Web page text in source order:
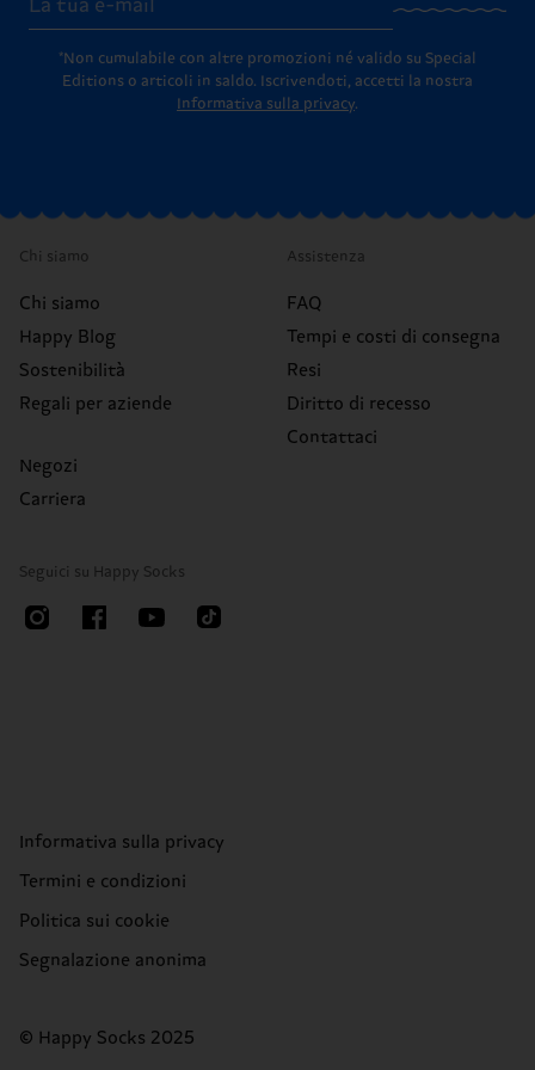
*Non cumulabile con altre promozioni né valido su Special
Editions o articoli in saldo. Iscrivendoti, accetti la nostra
Informativa sulla privacy.
Chi siamo
Chi siamo
Happy Blog
Sostenibilità
Regali per aziende
Negozi
Carriera
Assistenza
FAQ
Tempi e costi di consegna
Resi
Diritto di recesso
Contattaci
Seguici su Happy Socks
Informativa sulla privacy
Termini e condizioni
Politica sui cookie
Segnalazione anonima
© Happy Socks 2025